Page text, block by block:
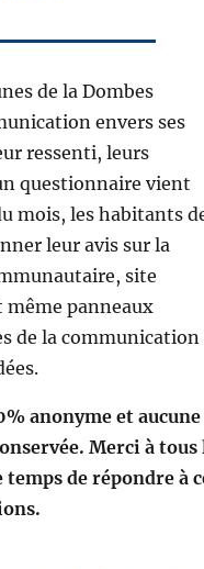
de la Dombes
envers ses
ressenti, leurs
questionnaire vient
mois, les habitants
leur avis sur la
site
panneaux
de la communication
anonyme et aucune
Merci à tous
de répondre à